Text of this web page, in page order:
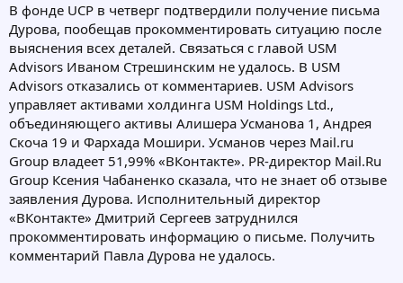
В фонде UCP в четверг подтвердили получение письма
Дурова, пообещав прокомментировать ситуацию после
выяснения всех деталей. Связаться с главой USM
Advisors Иваном Стрешинским не удалось. В USM
Advisors отказались от комментариев. USM Advisors
управляет активами холдинга USM Holdings Ltd.,
объединяющего активы Алишера Усманова 1, Андрея
Скоча 19 и Фархада Мошири. Усманов через Mail.ru
Group владеет 51,99% «ВКонтакте». PR-директор Mail.Ru
Group Ксения Чабаненко сказала, что не знает об отзыве
заявления Дурова. Исполнительный директор
«ВКонтакте» Дмитрий Сергеев затруднился
прокомментировать информацию о письме. Получить
комментарий Павла Дурова не удалось.